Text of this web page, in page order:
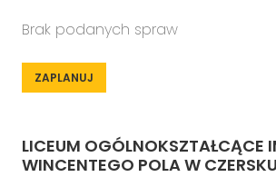
Brak podanych spraw
ZAPLANUJ
LICEUM OGÓLNOKSZTAŁCĄCE
WINCENTEGO POLA W CZERSKU